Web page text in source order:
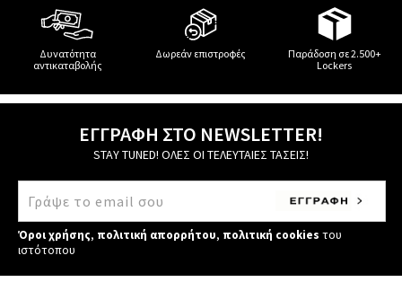
Δυνατότητα
αντικαταβολής
Δωρεάν επιστροφές
Παράδοση σε 2.500+
Lockers
ΕΓΓΡΑΦΗ ΣΤΟ NEWSLETTER!
STAY TUNED! ΟΛΕΣ ΟΙ ΤΕΛΕΥΤΑΙΕΣ ΤΑΣΕΙΣ!
Όροι χρήσης, πολιτική απορρήτου, πολιτική cookies του
ιστότοπου